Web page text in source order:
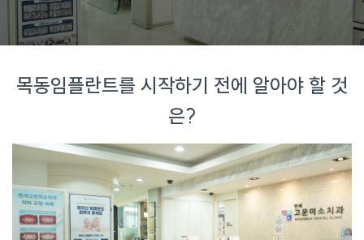
목동임플란트를 시작하기 전에 알아야 할 것
은?